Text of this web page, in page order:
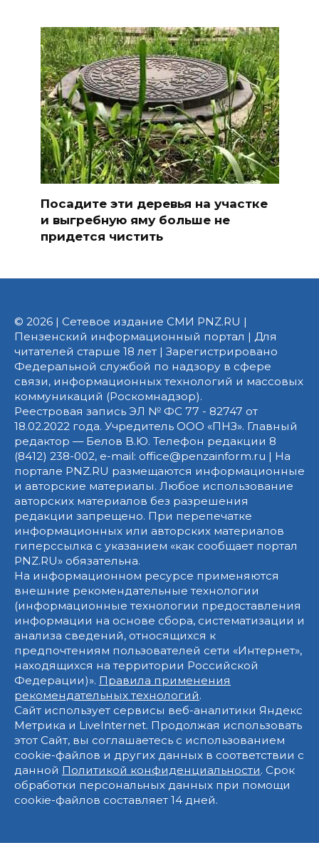
Посадите эти деревья на участке
и выгребную яму больше не
придется чистить
© 2026 | Сетевое издание СМИ PNZ.RU |
Пензенский информационный портал | Для
читателей старше 18 лет | Зарегистрировано
Федеральной службой по надзору в сфере
связи, информационных технологий и массовых
коммуникаций (Роскомнадзор).
Реестровая запись ЭЛ № ФС 77 - 82747 от
18.02.2022 года. Учредитель ООО «ПНЗ». Главный
редактор — Белов В.Ю. Телефон редакции 8
(8412) 238-002, e-mail: office@penzainform.ru | На
портале PNZ.RU размещаются информационные
и авторские материалы. Любое использование
авторских материалов без разрешения
редакции запрещено. При перепечатке
информационных или авторских материалов
гиперссылка с указанием «как сообщает портал
PNZ.RU» обязательна.
На информационном ресурсе применяются
внешние рекомендательные технологии
(информационные технологии предоставления
информации на основе сбора, систематизации и
анализа сведений, относящихся к
предпочтениям пользователей сети «Интернет»,
находящихся на территории Российской
Федерации)». Правила применения
рекомендательных технологий.
Сайт использует сервисы веб-аналитики Яндекс
Метрика и LiveInternet. Продолжая использовать
этот Сайт, вы соглашаетесь с использованием
cookie-файлов и других данных в соответствии с
данной Политикой конфиденциальности. Срок
обработки персональных данных при помощи
cookie-файлов составляет 14 дней.